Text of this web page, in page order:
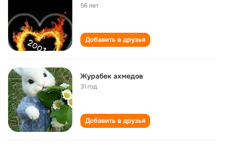
56 лет
Добавить в друзья
Журабек ахмедов
31 год
Добавить в друзья